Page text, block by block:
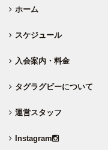
ホーム
スケジュール
入会案内・料金
タグラグビーについて
運営スタッフ
Instagram